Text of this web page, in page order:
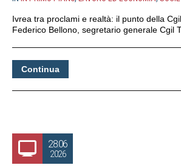
Ivrea tra proclami e realtà: il punto della
Federico Bellono, segretario generale Cgil
Continua
28.06
2026